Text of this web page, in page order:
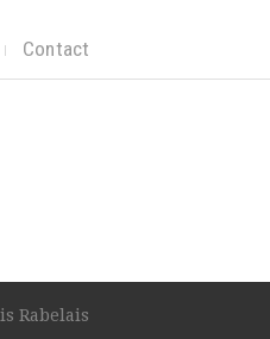
Contact
Rabelais